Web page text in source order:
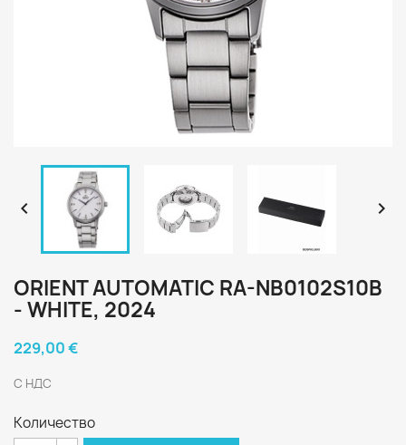
 
ORIENT AUTOMATIC RA-NB0102S10B
- WHITE, 2024
229,00 €
С НДС
Количество